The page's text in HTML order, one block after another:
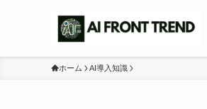
ホーム AI導入知識